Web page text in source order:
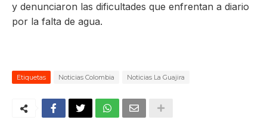
y denunciaron las dificultades que enfrentan a diario
por la falta de agua.
Etiquetas Noticias Colombia Noticias La Guajira